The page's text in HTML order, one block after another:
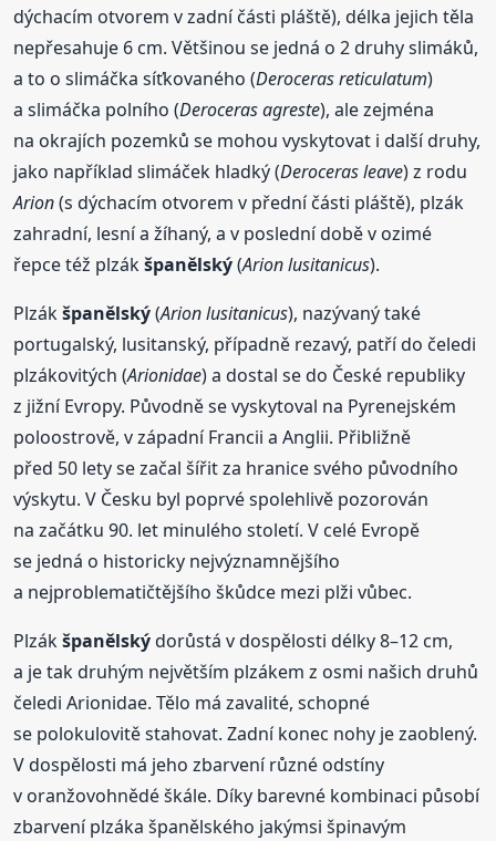
dýchacím otvorem v zadní části pláště), délka jejich těla
nepřesahuje 6 cm. Většinou se jedná o 2 druhy slimáků,
a to o slimáčka síťkovaného (Deroceras reticulatum)
a slimáčka polního (Deroceras agreste), ale zejména
na okrajích pozemků se mohou vyskytovat i další druhy,
jako například slimáček hladký (Deroceras leave) z rodu
Arion(s dýchacím otvorem v přední části pláště), plzák
zahradní, lesní a žíhaný, a v poslední době v ozimé
řepce též plzákšpanělský(Arion lusitanicus).
Plzákšpanělský(Arion lusitanicus), nazývaný také
portugalský, lusitanský, případně rezavý, patří do čeledi
plzákovitých (Arionidae) a dostal se do České republiky
z jižní Evropy. Původně se vyskytoval na Pyrenejském
poloostrově, v západní Francii a Anglii. Přibližně
před 50 lety se začal šířit za hranice svého původního
výskytu. V Česku byl poprvé spolehlivě pozorován
na začátku 90. let minulého století. V celé Evropě
se jedná o historicky nejvýznamnějšího
a nejproblematičtějšího škůdce mezi plži vůbec.
Plzákšpanělskýdorůstá v dospělosti délky 8–12 cm,
a je tak druhým největším plzákem z osmi našich druhů
čeledi Arionidae. Tělo má zavalité, schopné
se polokulovitě stahovat. Zadní konec nohy je zaoblený.
V dospělosti má jeho zbarvení různé odstíny
v oranžovohnědé škále. Díky barevné kombinaci působí
zbarvení plzáka španělského jakýmsi špinavým